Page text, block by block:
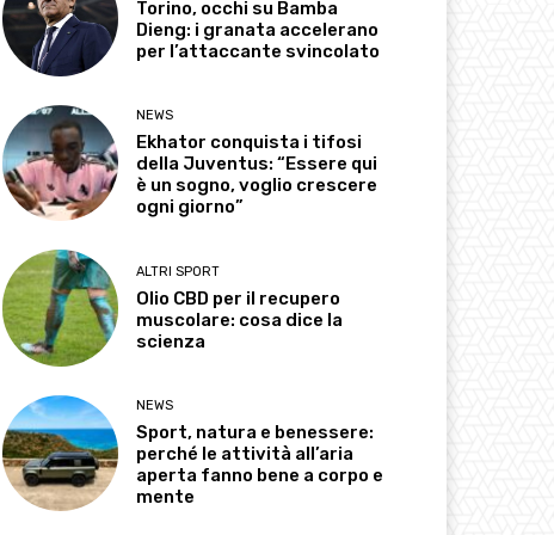
Torino, occhi su Bamba
Dieng: i granata accelerano
per l’attaccante svincolato
NEWS
Ekhator conquista i tifosi
della Juventus: “Essere qui
è un sogno, voglio crescere
ogni giorno”
ALTRI SPORT
Olio CBD per il recupero
muscolare: cosa dice la
scienza
NEWS
Sport, natura e benessere:
perché le attività all’aria
aperta fanno bene a corpo e
mente